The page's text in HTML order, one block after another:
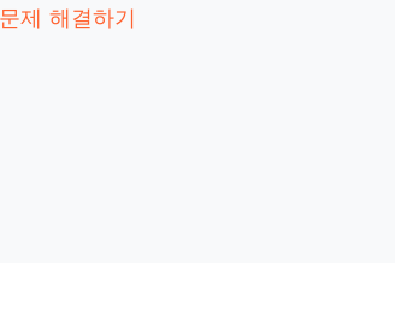
제 해결하기